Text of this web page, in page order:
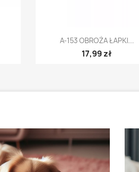
Szybki podgląd
A-153 OBROŻA ŁAPKI...
17,99 zł